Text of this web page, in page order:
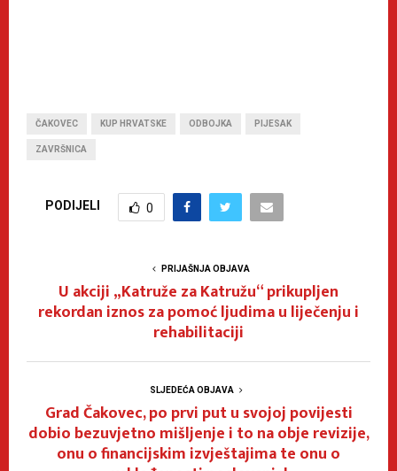
ČAKOVEC KUP HRVATSKE ODBOJKA PIJESAK
ZAVRŠNICA
PODIJELI 0
PRIJAŠNJA OBJAVA
U akciji „Katruže za Katružu“ prikupljen
rekordan iznos za pomoć ljudima u liječenju i
rehabilitaciji
SLJEDEĆA OBJAVA
Grad Čakovec, po prvi put u svojoj povijesti
dobio bezuvjetno mišljenje i to na obje revizije,
onu o financijskim izvještajima te onu o